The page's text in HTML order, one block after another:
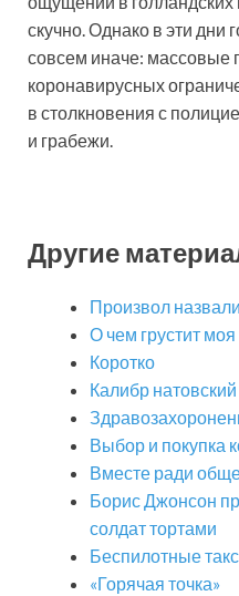
скучно. Однако в эти дни
совсем иначе: массовые
коронавирусных
в столкновения с
и грабежи.
Другие
Произвол
О чем грустит
Коротко
Калибр
Выбор и покупка
Вместе ради
Борис Джонсон
солдат тортами
Беспилотные
«Горячая точка»